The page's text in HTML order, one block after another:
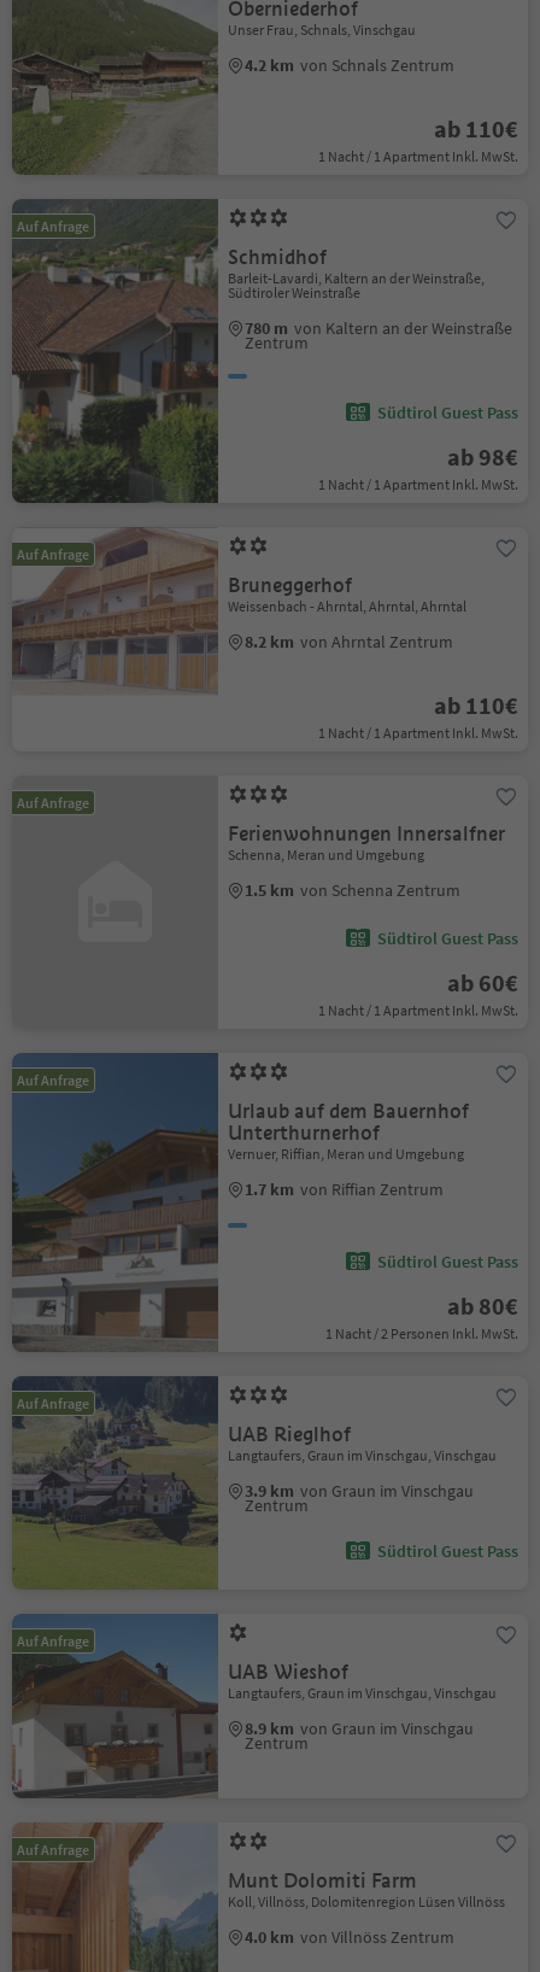
Oberniederhof
Unser Frau, Schnals, Vinschgau
4.2 km von Schnals Zentrum
ab 110€
1 Nacht / 1 Apartment Inkl. MwSt.
Auf Anfrage
Schmidhof
Barleit-Lavardi, Kaltern an der Weinstraße,
Südtiroler Weinstraße
780 m von Kaltern an der Weinstraße
Zentrum
Südtirol Guest Pass
ab 98€
1 Nacht / 1 Apartment Inkl. MwSt.
Auf Anfrage
Bruneggerhof
Weissenbach - Ahrntal, Ahrntal, Ahrntal
8.2 km von Ahrntal Zentrum
ab 110€
1 Nacht / 1 Apartment Inkl. MwSt.
Auf Anfrage
Ferienwohnungen Innersalfner
Schenna, Meran und Umgebung
1.5 km von Schenna Zentrum
Südtirol Guest Pass
ab 60€
1 Nacht / 1 Apartment Inkl. MwSt.
Auf Anfrage
Urlaub auf dem Bauernhof
Unterthurnerhof
Vernuer, Riffian, Meran und Umgebung
1.7 km von Riffian Zentrum
Südtirol Guest Pass
ab 80€
1 Nacht / 2 Personen Inkl. MwSt.
Auf Anfrage
UAB Rieglhof
Langtaufers, Graun im Vinschgau, Vinschgau
3.9 km von Graun im Vinschgau
Zentrum
Südtirol Guest Pass
Auf Anfrage
UAB Wieshof
Langtaufers, Graun im Vinschgau, Vinschgau
8.9 km von Graun im Vinschgau
Zentrum
Auf Anfrage
Munt Dolomiti Farm
Koll, Villnöss, Dolomitenregion Lüsen Villnöss
4.0 km von Villnöss Zentrum